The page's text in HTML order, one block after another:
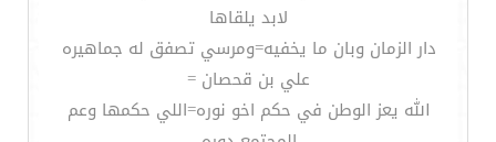
لابد يلقاها
دار الزمان وبان ما يخفيه=ومرسي تصفق له جماهيره
علي بن قحصان =
الله يعز الوطن في حكم اخو نوره=اللي حكمها وعم